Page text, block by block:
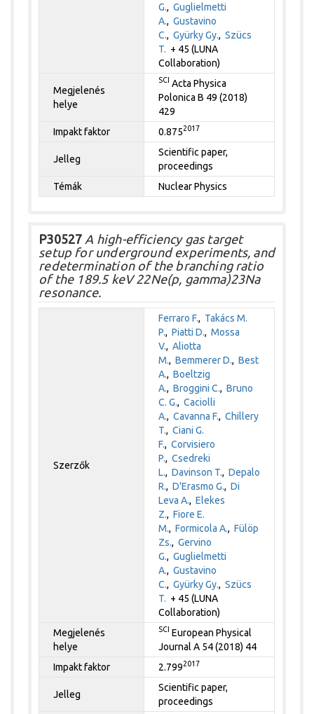
G.,Guglielmetti
A.,Gustavino
C.,Gyürky Gy.,Szücs
T. + 45 (LUNA
Collaboration)
Megjelenés
helye
SCI Acta Physica
Polonica B 49 (2018)
429
Impakt faktor
0.8752017
Jelleg
Scientific paper,
proceedings
Témák
Nuclear Physics
P30527 A high-efficiency gas target
setup for underground experiments, and
redetermination of the branching ratio
of the 189.5 keV 22Ne(p, gamma)23Na
resonance.
Szerzők
Ferraro F., Takács M.
P.,Piatti D.,Mossa
V.,Aliotta
M.,Bemmerer D.,Best
A.,Boeltzig
A.,Broggini C.,Bruno
C. G.,Caciolli
A.,Cavanna F.,Chillery
T.,Ciani G.
F.,Corvisiero
P.,Csedreki
L.,Davinson T.,Depalo
R.,D'Erasmo G.,Di
Leva A.,Elekes
Z.,Fiore E.
M.,Formicola A.,Fülöp
Zs.,Gervino
G.,Guglielmetti
A.,Gustavino
C.,Gyürky Gy.,Szücs
T. + 45 (LUNA
Collaboration)
Megjelenés
helye
SCI European Physical
Journal A 54 (2018) 44
Impakt faktor
2.7992017
Jelleg
Scientific paper,
proceedings